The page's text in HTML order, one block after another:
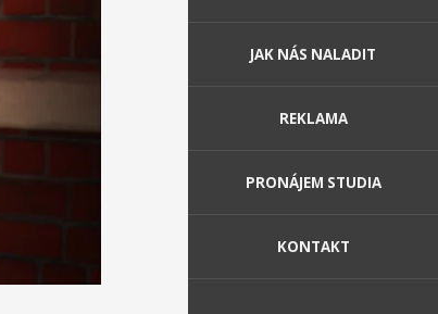
JAK NÁS NALADIT
REKLAMA
PRONÁJEM STUDIA
KONTAKT